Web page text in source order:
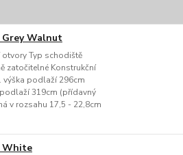
Grey Walnut
Typ schodiště
zatočitelné Konstrukční
výška podlaží 296cm
319cm (přídavný
v rozsahu 17,5 - 22,8cm
White